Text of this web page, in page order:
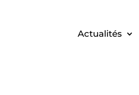
Actualités